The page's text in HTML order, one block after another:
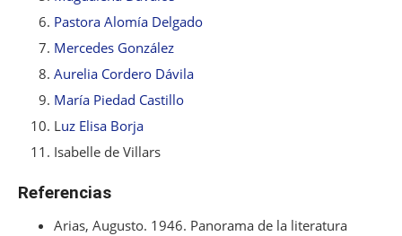
Pastora Alomía Delgado
Mercedes González
Aurelia Cordero Dávila
María Piedad Castillo
Luz Elisa Borja
Isabelle de Villars
Referencias
Arias, Augusto. 1946. Panorama de la literatura